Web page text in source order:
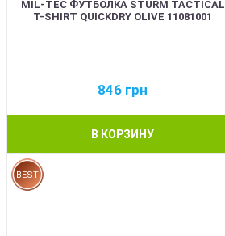
MIL-TEC ФУТБОЛКА STURM TACTICAL
T-SHIRT QUICKDRY OLIVE 11081001
846 грн
В КОРЗИНУ
BEST